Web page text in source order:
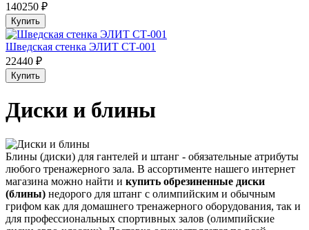
140250 ₽
Купить
Шведская стенка ЭЛИТ СТ-001
22440 ₽
Купить
Диски и блины
Блины (диски) для гантелей и штанг - обязательные атрибуты
любого тренажерного зала. В ассортименте нашего интернет
магазина можно найти и купить обрезиненные диски
(блины) недорого для штанг с олимпийским и обычным
грифом как для домашнего тренажерного оборудования, так и
для профессиональных спортивных залов (олимпийские